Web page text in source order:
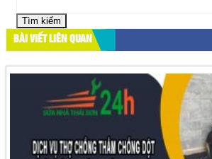
cho:
BÀI VIẾT LIÊN QUAN